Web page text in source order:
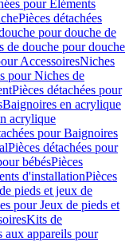
pour Eléments
Pièces détachées
pour douche de
de douche pour douche
AccessoiresNiches
pour Niches de
Pièces détachées pour
Baignoires en acrylique
acrylique
pour Baignoires
Pièces détachées pour
bébésPièces
d'installationPièces
pieds et jeux de
pour Jeux de pieds et
Kits de
aux appareils pour